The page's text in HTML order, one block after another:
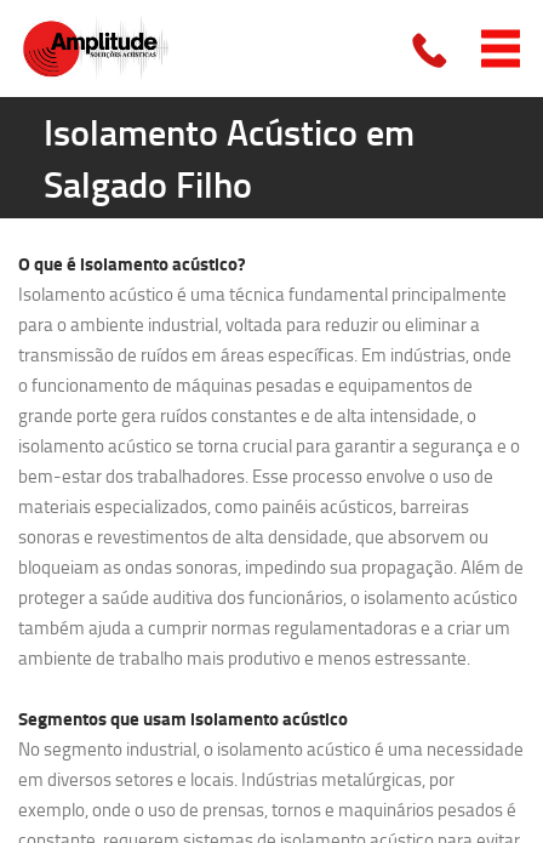
Isolamento Acústico em
Salgado Filho
O que é isolamento acústico?
Isolamento acústico é uma técnica fundamental principalmente
para o ambiente industrial, voltada para reduzir ou eliminar a
transmissão de ruídos em áreas específicas. Em indústrias, onde
o funcionamento de máquinas pesadas e equipamentos de
grande porte gera ruídos constantes e de alta intensidade, o
isolamento acústico se torna crucial para garantir a segurança e o
bem-estar dos trabalhadores. Esse processo envolve o uso de
materiais especializados, como painéis acústicos, barreiras
sonoras e revestimentos de alta densidade, que absorvem ou
bloqueiam as ondas sonoras, impedindo sua propagação. Além de
proteger a saúde auditiva dos funcionários, o isolamento acústico
também ajuda a cumprir normas regulamentadoras e a criar um
ambiente de trabalho mais produtivo e menos estressante.
Segmentos que usam isolamento acústico
No segmento industrial, o isolamento acústico é uma necessidade
em diversos setores e locais. Indústrias metalúrgicas, por
exemplo, onde o uso de prensas, tornos e maquinários pesados é